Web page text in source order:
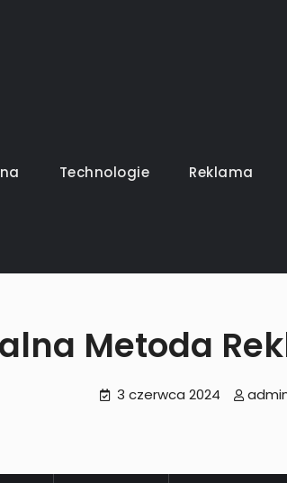
Technologie Reklama
Metoda
3 czerwca 2024